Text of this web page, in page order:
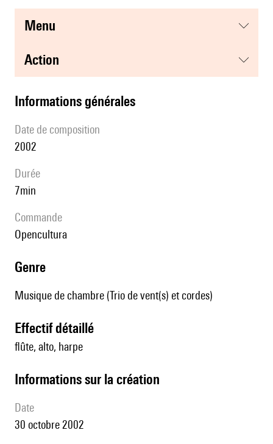
menu
action
informations générales
date de composition
2002
durée
7min
Commande
Opencultura
genre
Musique de chambre (Trio de vent(s) et cordes)
effectif détaillé
flûte, alto, harpe
informations sur la création
date
30 octobre 2002